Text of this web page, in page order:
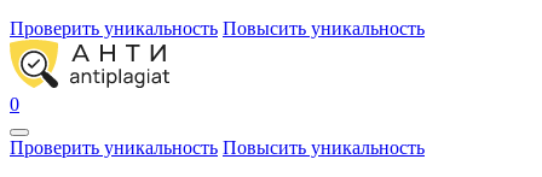
Проверить уникальность Повысить уникальность
0
Проверить уникальность Повысить уникальность